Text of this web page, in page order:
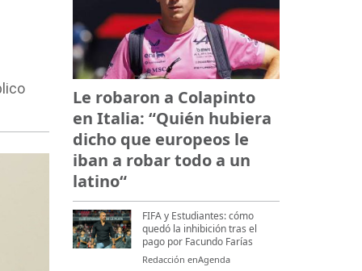
Le robaron a Colapinto
en Italia: “Quién hubiera
dicho que europeos le
iban a robar todo a un
latino“
FIFA y Estudiantes: cómo
quedó la inhibición tras el
pago por Facundo Farías
Redacción enAgenda